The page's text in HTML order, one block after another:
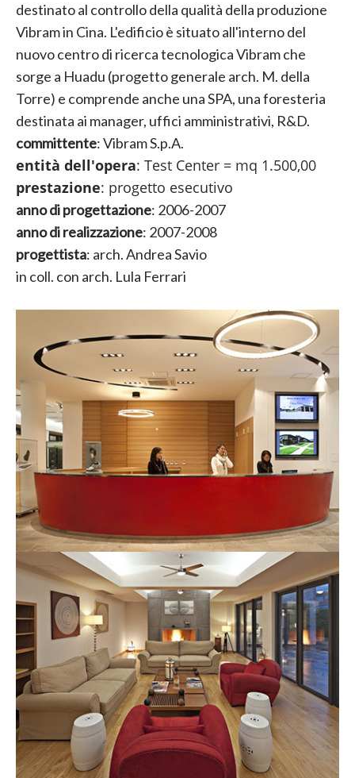
destinato al controllo della qualità della produzione
Vibram in Cina. L'edificio è situato all'interno del
nuovo centro di ricerca tecnologica Vibram che
sorge a Huadu (progetto generale arch. M. della
Torre) e comprende anche una SPA, una foresteria
destinata ai manager, uffici amministrativi, R&D.
committente: Vibram S.p.A.
entità dell'opera: Test Center = mq 1.500,00
prestazione: progetto esecutivo
anno di progettazione: 2006-2007
anno di realizzazione: 2007-2008
progettista: arch. Andrea Savio
in coll. con arch. Lula Ferrari